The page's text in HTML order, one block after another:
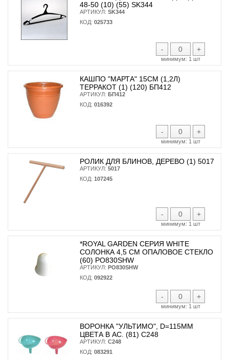
48-50 (10) (55) SK344
АРТИКУЛ: SK344
КОД: 025733
- +
минимум: 1 шт
КАШПО "МАРТА" 15СМ (1,2Л)
ТЕРРАКОТ (1) (120) БП412
АРТИКУЛ: БП412
КОД: 016392
- +
минимум: 1 шт
РОЛИК ДЛЯ БЛИНОВ, ДЕРЕВО (1) 5017
АРТИКУЛ: 5017
КОД: 107245
- +
минимум: 1 шт
*ROYAL GARDEN СЕРИЯ WHITE
СОЛОНКА 4,5 СМ ОПАЛОВОЕ СТЕКЛО
(60) PO830SHW
АРТИКУЛ: PO830SHW
КОД: 092922
- +
минимум: 1 шт
ВОРОНКА "УЛЬТИМО", D=115ММ
ЦВЕТА В АС. (81) С248
АРТИКУЛ: С248
КОД: 083291